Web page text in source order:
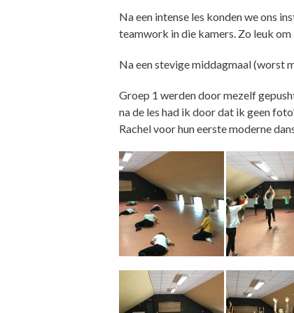
Na een intense les konden we ons
teamwork in die kamers. Zo leuk
Na een stevige middagmaal (worst
Groep 1 werden door mezelf
na de les had ik door dat ik geen
Rachel voor hun eerste moderne